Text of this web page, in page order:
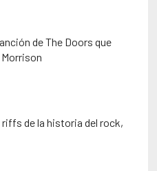
de The Doors que
de la historia del rock,